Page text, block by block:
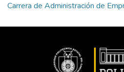
Carrera de Administración de